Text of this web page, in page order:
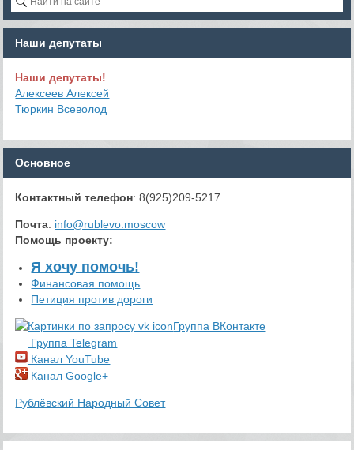
Наши депутаты
Наши депутаты!
Алексеев Алексей
Тюркин Всеволод
Основное
Контактный телефон: 8(925)209-5217
Почта: info@rublevo.moscow
Помощь проекту:
Я хочу помочь!
Финансовая помощь
Петиция против дороги
Группа ВКонтакте
Группа Telegram
Канал YouTube
Канал Google+
Рублёвский Народный Совет